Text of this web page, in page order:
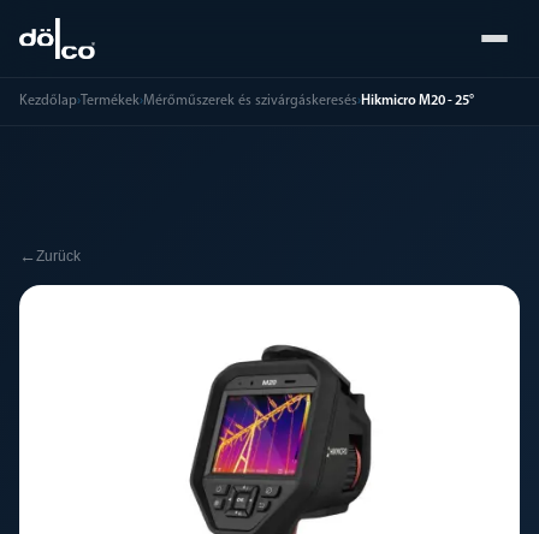
Kezdőlap› Termékek›Mérőműszerek és szivárgáskeresés›Hikmicro M20 - 25°
← Zurück